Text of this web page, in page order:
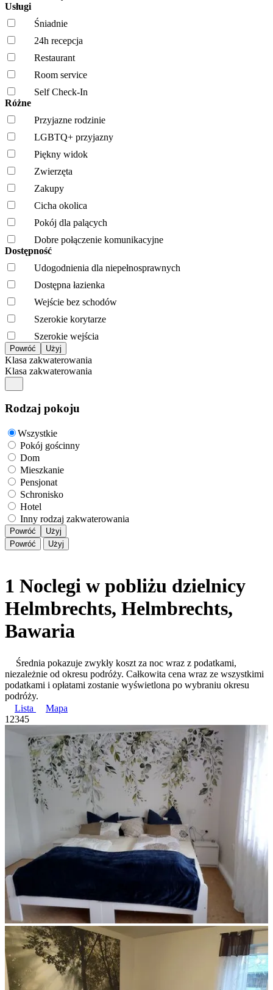
Usługi
Śniadnie
24h recepcja
Restaurant
Room service
Self Check-In
Różne
Przyjazne rodzinie
LGBTQ+ przyjazny
Piękny widok
Zwierzęta
Zakupy
Cicha okolica
Pokój dla palących
Dobre połączenie komunikacyjne
Dostępność
Udogodnienia dla niepełnosprawnych
Dostępna łazienka
Wejście bez schodów
Szerokie korytarze
Szerokie wejścia
Klasa zakwaterowania
Klasa zakwaterowania
Rodzaj pokoju
Wszystkie
Pokój gościnny
Dom
Mieszkanie
Pensjonat
Schronisko
Hotel
Inny rodzaj zakwaterowania
Powróć
Użyj
Powróć
Użyj
1 Noclegi w pobliżu dzielnicy
Helmbrechts, Helmbrechts,
Bawaria
Średnia pokazuje zwykły koszt za noc wraz z podatkami,
niezależnie od okresu podróży. Całkowita cena wraz ze wszystkimi
podatkami i opłatami zostanie wyświetlona po wybraniu okresu
podróży.
Lista
Mapa
1 2345